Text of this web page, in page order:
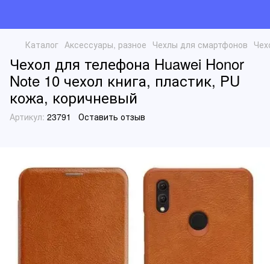
Каталог Аксессуары, разное Чехлы для смартфонов
Чехол для телефона Huawei Honor
Note 10 чехол книга, пластик, PU
кожа, коричневый
Артикул: 23791 Оставить отзыв